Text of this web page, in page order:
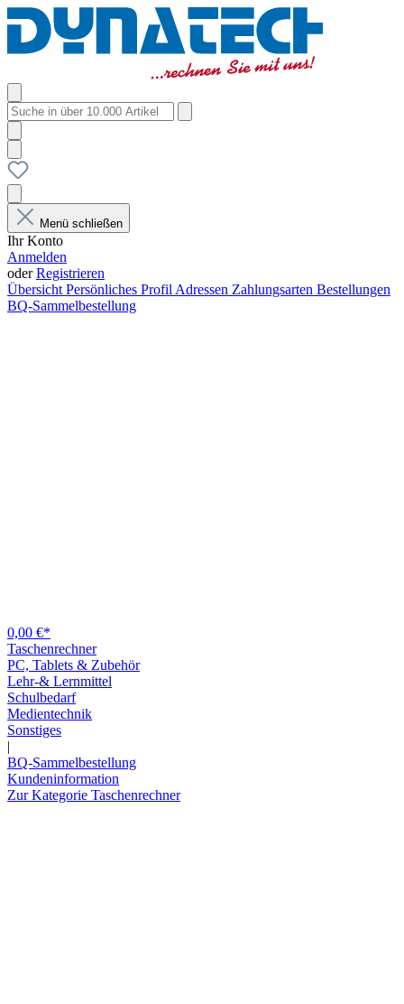
Menü schließen
Ihr Konto
Anmelden
oderRegistrieren
Übersicht Persönliches Profil Adressen Zahlungsarten Bestellungen
BQ-Sammelbestellung
0,00 €*
Taschenrechner
PC, Tablets & Zubehör
Lehr-& Lernmittel
Schulbedarf
Medientechnik
Sonstiges
|
BQ-Sammelbestellung
Kundeninformation
Zur Kategorie Taschenrechner